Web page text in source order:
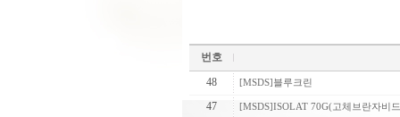
번호
48
[MSDS]블루크린
47 [MSDS]ISOLAT 70G(고체브란자비